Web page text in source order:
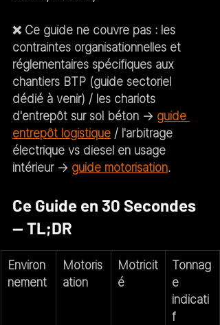
❌ Ce guide ne couvre pas : les
contraintes organisationnelles et
réglementaires spécifiques aux
chantiers BTP (guide sectoriel
dédié à venir) / les chariots
d'entrepôt sur sol béton → guide
entrepôt logistique / l'arbitrage
électrique vs diesel en usage
intérieur → guide motorisation.
Ce Guide en 30 Secondes
— TL;DR
Environ
nement
Motoris
ation
Motricit
é
Tonnag
e
indicati
f